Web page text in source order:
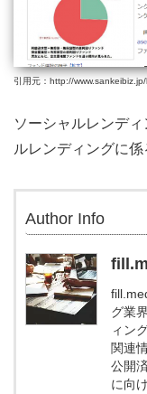
引用元：http://
ソーシャルレンデ
ルレンディングに係
Author Info
グ業
ィン
関連
公開
に向